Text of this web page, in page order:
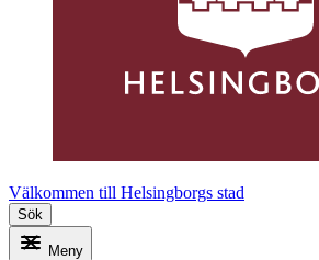
Välkommen till Helsingborgs stad
Sök
Meny